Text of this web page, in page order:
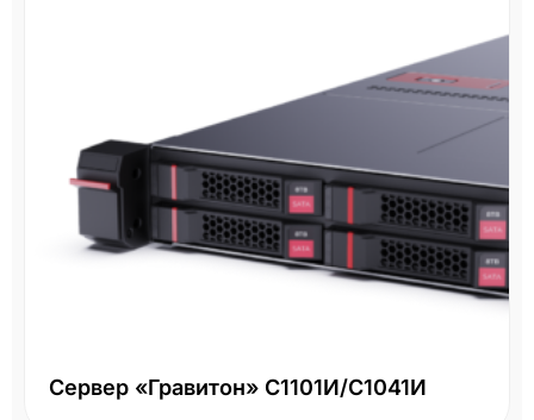
Сервер «Гравитон» С1101И/С1041И